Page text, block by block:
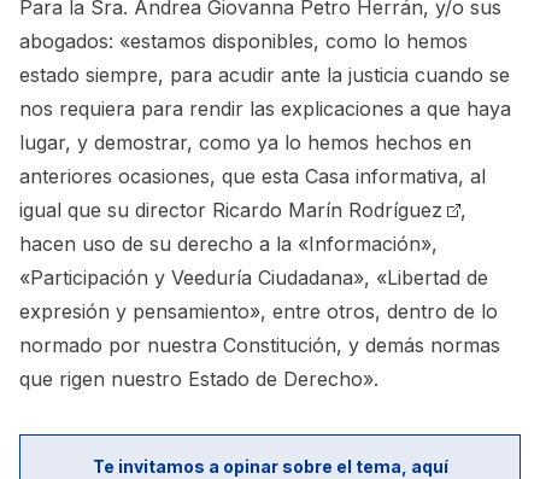
Para la Sra. Andrea Giovanna Petro Herrán, y/o sus
abogados: «estamos disponibles, como lo hemos
estado siempre, para acudir ante la justicia cuando se
nos requiera para rendir las explicaciones a que haya
lugar, y demostrar, como ya lo hemos hechos en
anteriores ocasiones, que esta Casa informativa, al
igual que su director Ricardo Marín Rodríguez
,
hacen uso de su derecho a la «Información»,
«Participación y Veeduría Ciudadana», «Libertad de
expresión y pensamiento», entre otros, dentro de lo
normado por nuestra Constitución, y demás normas
que rigen nuestro Estado de Derecho».
Te invitamos a opinar sobre el tema, aquí